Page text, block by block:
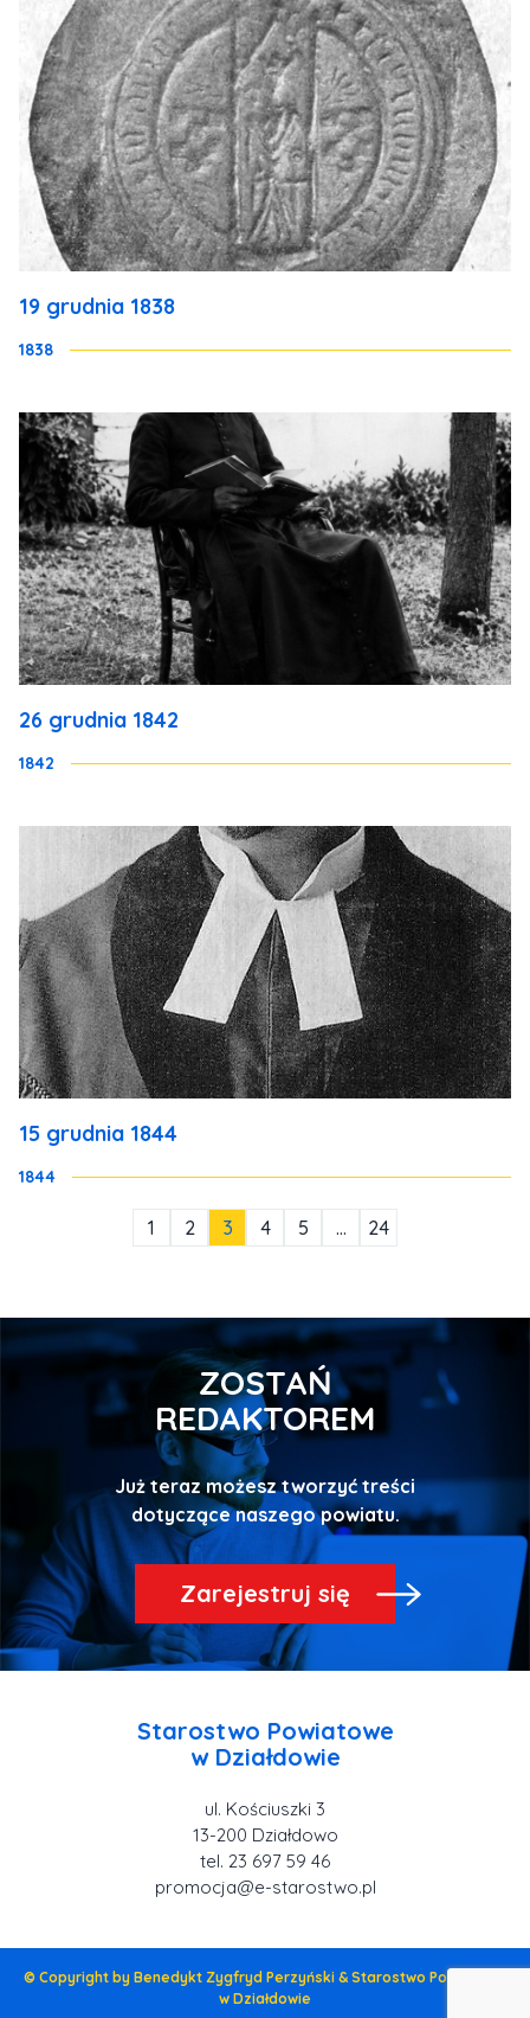
19 grudnia 1838
1838
26 grudnia 1842
1842
15 grudnia 1844
1844
1 2 3 4 5 … 24
ZOSTAŃ
REDAKTOREM
Już teraz możesz tworzyć treści
dotyczące naszego powiatu.
Zarejestruj się
Starostwo Powiatowe
ul. Kościuszki 3
tel. 23 697 59 46
promocja@e-starostwo.pl
© Copyright by Benedykt Zygfryd Perzyński & Starostwo Powiatowe
w Działdowie